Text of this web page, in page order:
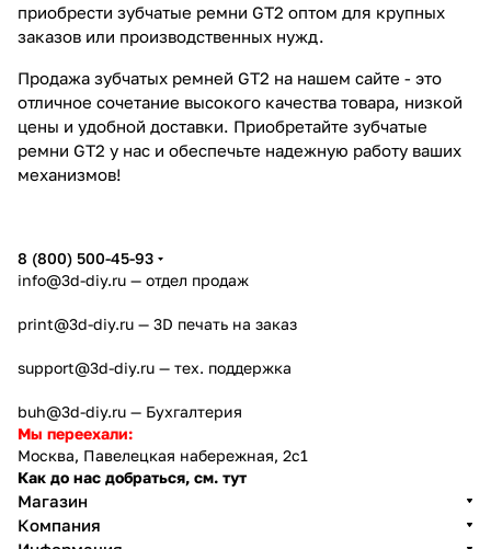
приобрести зубчатые ремни GT2 оптом для крупных
заказов или производственных нужд.
Продажа зубчатых ремней GT2 на нашем сайте - это
отличное сочетание высокого качества товара, низкой
цены и удобной доставки. Приобретайте зубчатые
ремни GT2 у нас и обеспечьте надежную работу ваших
механизмов!
8 (800) 500-45-93
info@3d-diy.ru — отдел продаж
print@3d-diy.ru — 3D печать на заказ
support@3d-diy.ru — тех. поддержка
buh@3d-diy.ru — Бухгалтерия
Мы переехали:
Москва, Павелецкая набережная, 2с1
Как до нас добраться, см. тут
Магазин
Компания